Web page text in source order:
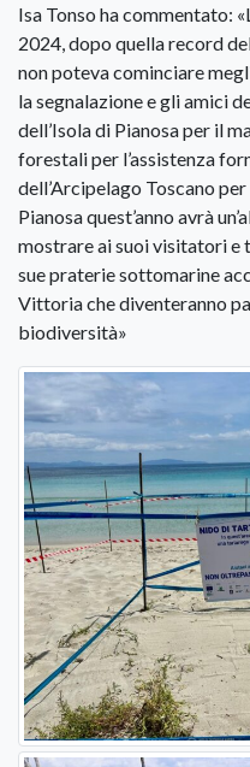
Isa Tonso ha commentato:
2024, dopo quella record
non poteva cominciare
la segnalazione e gli amici
dell’Isola di Pianosa per il
forestali per l’assistenza
dell’Arcipelago Toscano
Pianosa quest’anno avrà
mostrare ai suoi visitatori e
sue praterie sottomarine
Vittoria che diventeranno
biodiversità»